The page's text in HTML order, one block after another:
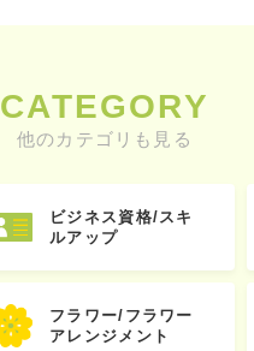
CATEGORY
他のカテゴリも見る
ビジネス資格/スキ
ルアップ
フラワー/フラワー
アレンジメント